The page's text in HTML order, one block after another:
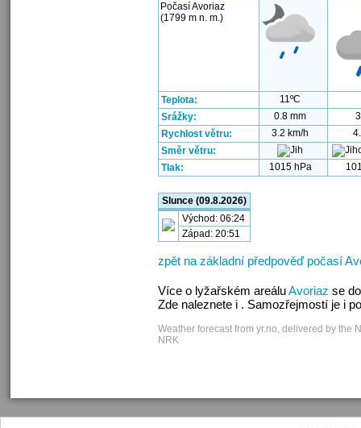
Počasí Avoriaz
(1799 m n. m.)
Teplota: 11ºC
Srážky:
0.8 mm
Rychlost větru:
3.2 km/h
Směr větru:
Tlak:
1015 hPa
Slunce (09.8.2026)
Východ: 06:24
Západ: 20:51
zpět na základní předpověď počasí
Více o lyžařském areáluAvoriaz se
Zde naleznete i . Samozřejmostí je i
Weather forecast from yr.no, delivered by the
NRK